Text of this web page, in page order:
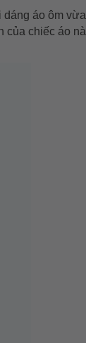
dáng áo ôm
của chiếc áo